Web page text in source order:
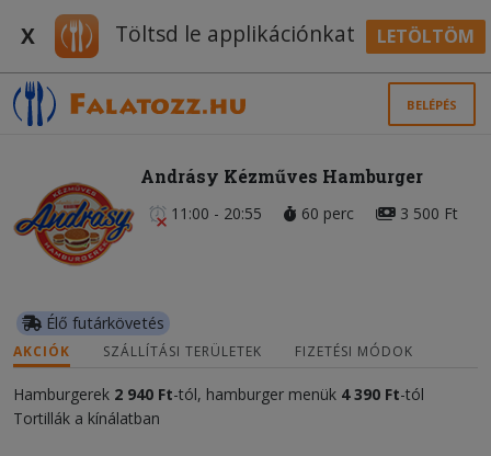
X Töltsd le applikációnkat LETÖLTÖM
BELÉPÉS
Andrásy Kézműves Hamburger
11:00 - 20:55 60 perc 3 500 Ft
Élő futárkövetés
AKCIÓK SZÁLLÍTÁSI TERÜLETEK FIZETÉSI MÓDOK
Hamburgerek 2 940 Ft-tól, hamburger menük 4 390 Ft-tól
Tortillák a kínálatban